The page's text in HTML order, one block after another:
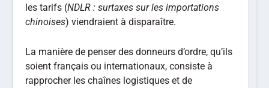
les tarifs (NDLR : surtaxes sur les importations
chinoises) viendraient à disparaître.
La manière de penser des donneurs d’ordre, qu’ils
soient français ou internationaux, consiste à
rapprocher les chaînes logistiques et de